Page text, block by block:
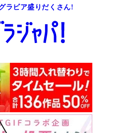
ラビア盛りだくさん!